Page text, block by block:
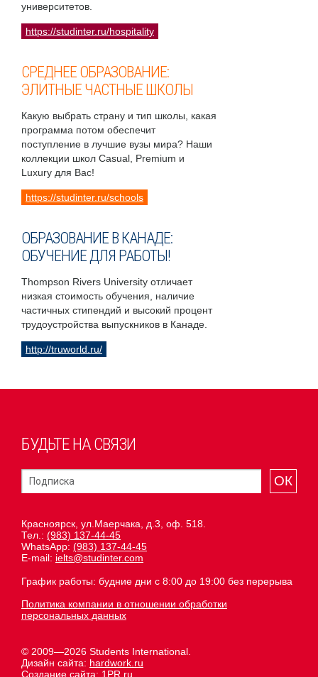
университетов.
https://studinter.ru/hospitality
СРЕДНЕЕ ОБРАЗОВАНИЕ:
ЭЛИТНЫЕ ЧАСТНЫЕ ШКОЛЫ
Какую выбрать страну и тип школы, какая
программа потом обеспечит
поступление в лучшие вузы мира? Наши
коллекции школ Casual, Premium и
Luxury для Вас!
https://studinter.ru/schools
ОБРАЗОВАНИЕ В КАНАДЕ:
ОБУЧЕНИЕ ДЛЯ РАБОТЫ!
Thompson Rivers University отличает
низкая стоимость обучения, наличие
частичных стипендий и высокий процент
трудоустройства выпускников в Канаде.
http://truworld.ru/
БУДЬТЕ НА СВЯЗИ
ОК
Красноярск, ул.Маерчака, д.3, оф. 518.
Тел.: (983) 137-44-45
WhatsApp: (983) 137-44-45
E-mail: ielts@studinter.com
График работы: будние дни с 8:00 до 19:00 без перерыва
Политика компании в отношении обработки
персональных данных
© 2009—2026 Students International.
Дизайн сайта: hardwork.ru
Создание сайта: 1PR.ru